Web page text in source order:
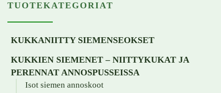
TUOTEKATEGORIAT
KUKKANIITTY SIEMENSEOKSET
KUKKIEN SIEMENET – NIITTYKUKAT JA
PERENNAT ANNOSPUSSEISSA
Isot siemen annoskoot